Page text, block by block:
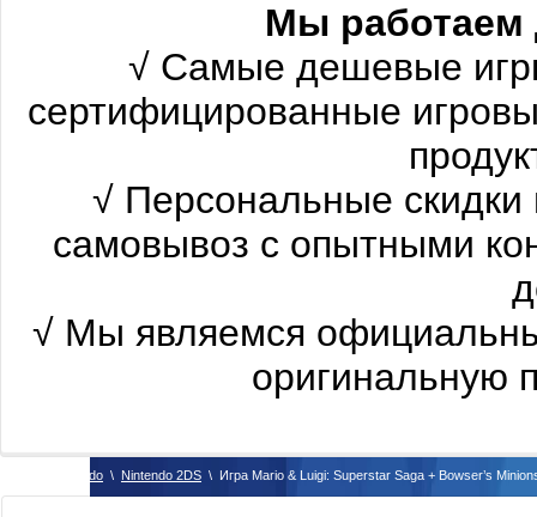
Мы работаем
√ Самые дешевые
сертифицированные
√ Персональные
самовывоз с опытными
√ Мы являемся
оригинальную
Nintendo \ Nintendo 2DS \ Игра Mario & Luigi: Superstar Saga + Bowser’s